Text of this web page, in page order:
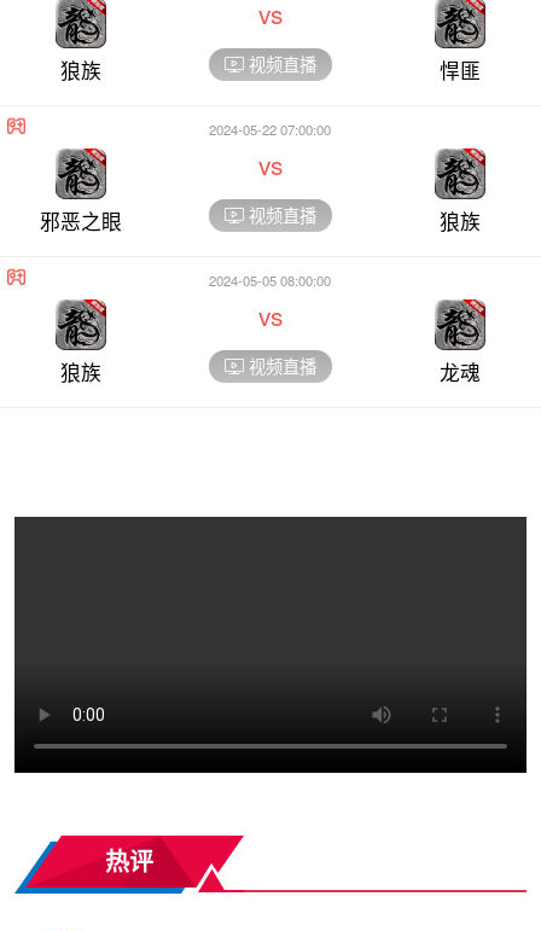
狼族
vs
视频直播 悍匪
邪恶之眼
2024-05-22 07:00:00
vs
视频直播 狼族
狼族
2024-05-05 08:00:00
vs
视频直播 龙魂
热评